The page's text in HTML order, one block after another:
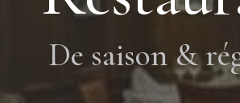
De saison &